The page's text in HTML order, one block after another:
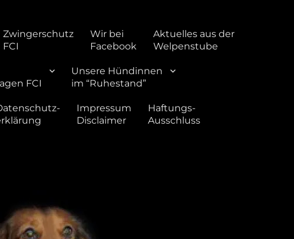
Zwingerschutz
FCI
Wir bei
Facebook
Aktuelles aus der
Welpenstube
FCI
Unsere Hündinnen
im “Ruhestand”
Impressum
Disclaimer
Haftungs-
Ausschluss